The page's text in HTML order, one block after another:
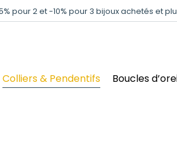
pour 2 et -10% pour 3 bijoux achetés et
Colliers & Pendentifs Boucles